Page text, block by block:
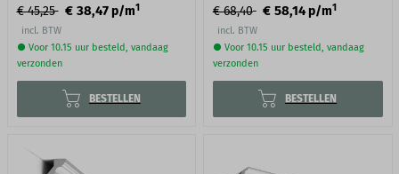
€ 45,25 € 38,47p/m1
incl. BTW
● Voor 10.15 uur besteld, vandaag
verzonden
BESTELLEN
€ 68,40 € 58,14p/m1
incl. BTW
● Voor 10.15 uur besteld, vandaag
verzonden
BESTELLEN